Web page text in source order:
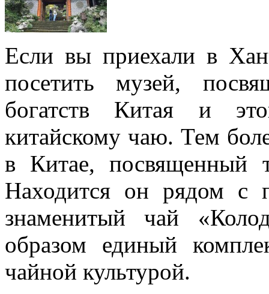
Если вы приехали в
посетить музей,
богатств Китая и
китайскому чаю. Тем
в Китае, посвященный
Находится он рядом с
знаменитый чай
образом единый
чайной культурой.